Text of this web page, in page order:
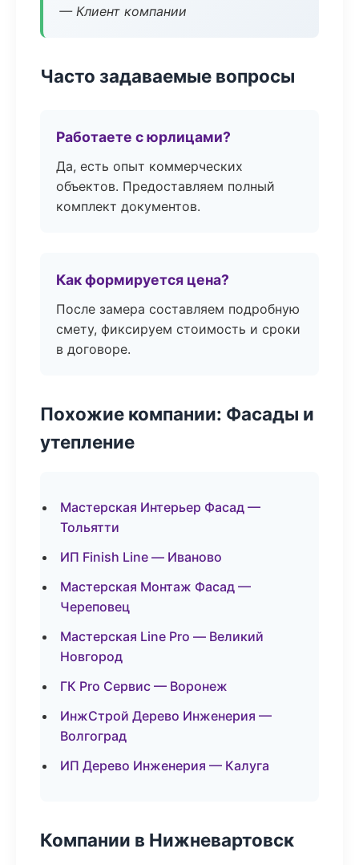
— Клиент компании
Часто задаваемые вопросы
Работаете с юрлицами?
Да, есть опыт коммерческих
объектов. Предоставляем полный
комплект документов.
Как формируется цена?
После замера составляем подробную
смету, фиксируем стоимость и сроки
в договоре.
Похожие компании: Фасады и
утепление
Мастерская Интерьер Фасад —
Тольятти
ИП Finish Line — Иваново
Мастерская Монтаж Фасад —
Череповец
Мастерская Line Pro — Великий
Новгород
ГК Pro Сервис — Воронеж
ИнжСтрой Дерево Инженерия —
Волгоград
ИП Дерево Инженерия — Калуга
Компании в Нижневартовск